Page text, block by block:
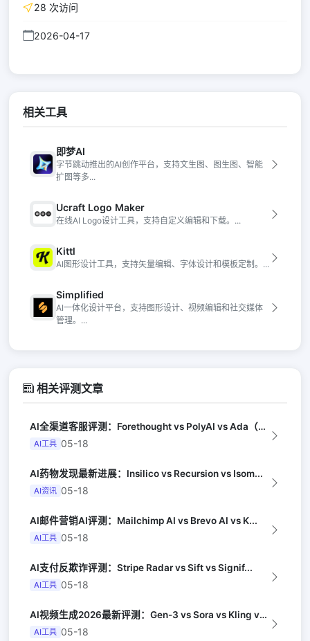
28 次访问
2026-04-17
相关工具
即梦AI
字节跳动推出的AI创作平台，支持文生图、图生图、智能
扩图等多...
Ucraft Logo Maker
在线AI Logo设计工具，支持自定义编辑和下载。...
Kittl
AI图形设计工具，支持矢量编辑、字体设计和模板定制。...
Simplified
AI一体化设计平台，支持图形设计、视频编辑和社交媒体
管理。...
相关评测文章
AI全渠道客服评测：Forethought vs PolyAI vs Ada（G...
AI工具 05-18
AI药物发现最新进展：Insilico vs Recursion vs Isom...
AI资讯 05-18
AI邮件营销AI评测：Mailchimp AI vs Brevo AI vs K...
AI工具 05-18
AI支付反欺诈评测：Stripe Radar vs Sift vs Signif...
AI工具 05-18
AI视频生成2026最新评测：Gen-3 vs Sora vs Kling vs...
AI工具 05-18